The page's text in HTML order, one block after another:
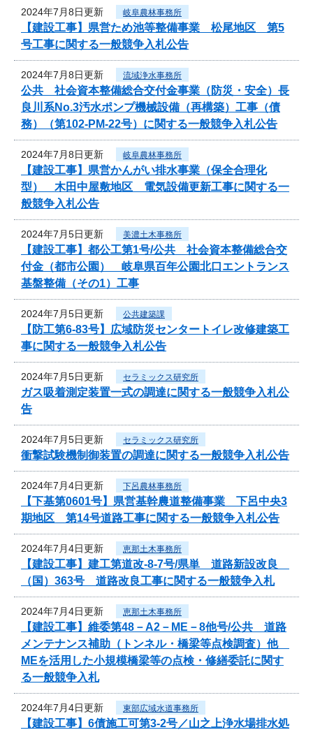
2024年7月8日更新 岐阜農林事務所
【建設工事】県営ため池等整備事業 松尾地区 第5
号工事に関する一般競争入札公告
2024年7月8日更新 流域浄水事務所
公共 社会資本整備総合交付金事業（防災・安全）長
良川系No.3汚水ポンプ機械設備（再構築）工事（債
務）（第102-PM-22号）に関する一般競争入札公告
2024年7月8日更新 岐阜農林事務所
【建設工事】県営かんがい排水事業（保全合理化
型） 木田中屋敷地区 電気設備更新工事に関する一
般競争入札公告
2024年7月5日更新 美濃土木事務所
【建設工事】都公工第1号/公共 社会資本整備総合交
付金（都市公園） 岐阜県百年公園北口エントランス
基盤整備（その1）工事
2024年7月5日更新 公共建築課
【防工第6-83号】広域防災センタートイレ改修建築工
事に関する一般競争入札公告
2024年7月5日更新 セラミックス研究所
ガス吸着測定装置一式の調達に関する一般競争入札公
告
2024年7月5日更新 セラミックス研究所
衝撃試験機制御装置の調達に関する一般競争入札公告
2024年7月4日更新 下呂農林事務所
【下基第0601号】県営基幹農道整備事業 下呂中央3
期地区 第14号道路工事に関する一般競争入札公告
2024年7月4日更新 恵那土木事務所
【建設工事】建工第道改-8-7号/県単 道路新設改良
（国）363号 道路改良工事に関する一般競争入札
2024年7月4日更新 恵那土木事務所
【建設工事】維委第48－A2－ME－8他号/公共 道路
メンテナンス補助（トンネル・橋梁等点検調査）他
MEを活用した小規模橋梁等の点検・修繕委託に関す
る一般競争入札
2024年7月4日更新 東部広域水道事務所
【建設工事】6債施工可第3-2号／山之上浄水場排水処